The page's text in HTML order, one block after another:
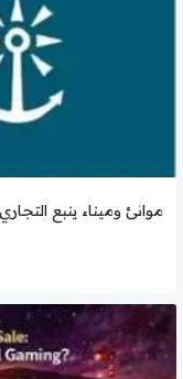
موانئ وميناء ينبع